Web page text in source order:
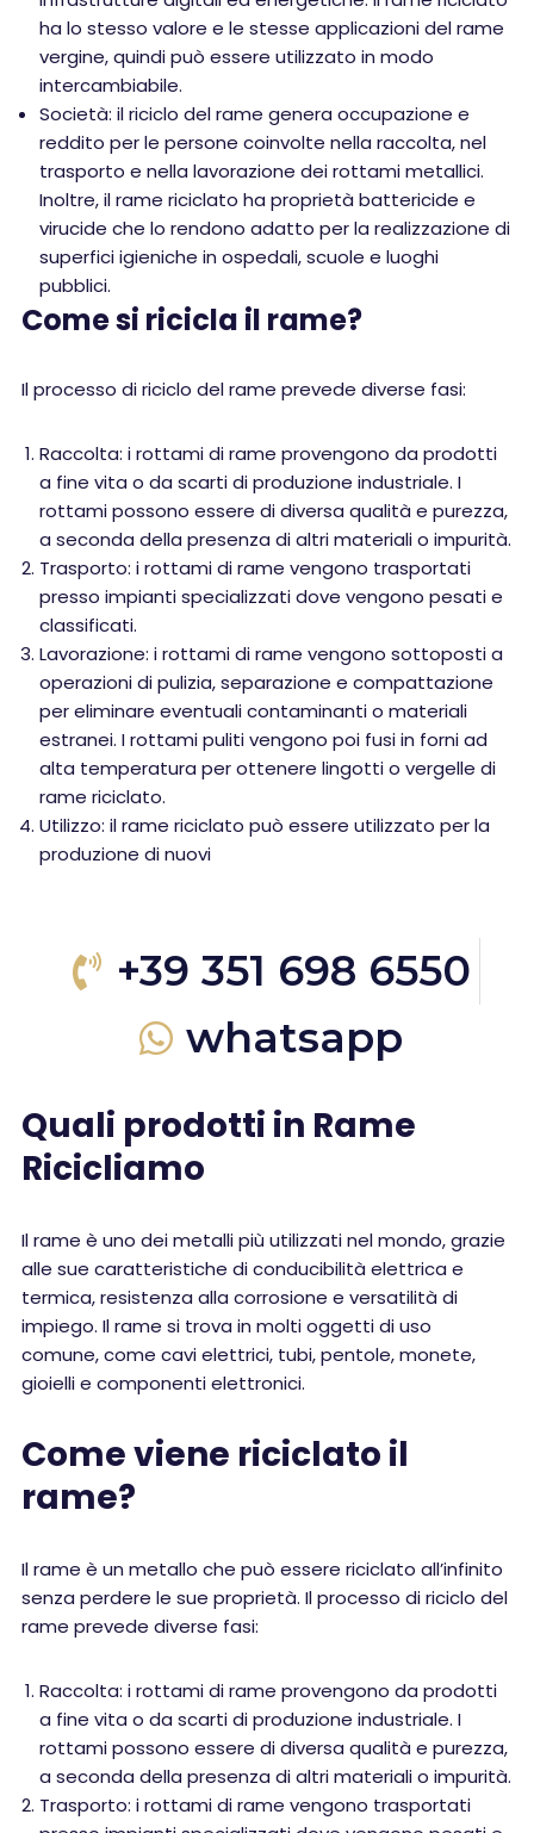
ha lo stesso valore e le stesse applicazioni del rame
vergine, quindi può essere utilizzato in modo
intercambiabile.
Società: il riciclo del rame genera occupazione e
reddito per le persone coinvolte nella raccolta, nel
trasporto e nella lavorazione dei rottami metallici.
Inoltre, il rame riciclato ha proprietà battericide e
virucide che lo rendono adatto per la realizzazione di
superfici igieniche in ospedali, scuole e luoghi
pubblici.
Come si ricicla il rame?
Il processo di riciclo del rame prevede diverse fasi:
Raccolta: i rottami di rame provengono da prodotti
a fine vita o da scarti di produzione industriale. I
rottami possono essere di diversa qualità e purezza,
a seconda della presenza di altri materiali o impurità.
Trasporto: i rottami di rame vengono trasportati
presso impianti specializzati dove vengono pesati e
classificati.
Lavorazione: i rottami di rame vengono sottoposti a
operazioni di pulizia, separazione e compattazione
per eliminare eventuali contaminanti o materiali
estranei. I rottami puliti vengono poi fusi in forni ad
alta temperatura per ottenere lingotti o vergelle di
rame riciclato.
Utilizzo: il rame riciclato può essere utilizzato per la
produzione di nuovi
+39 351 698 6550
whatsapp
Quali prodotti in Rame
Ricicliamo
Il rame è uno dei metalli più utilizzati nel mondo, grazie
alle sue caratteristiche di conducibilità elettrica e
termica, resistenza alla corrosione e versatilità di
impiego. Il rame si trova in molti oggetti di uso
comune, come cavi elettrici, tubi, pentole, monete,
gioielli e componenti elettronici.
Come viene riciclato il
rame?
Il rame è un metallo che può essere riciclato all’infinito
senza perdere le sue proprietà. Il processo di riciclo del
rame prevede diverse fasi:
Raccolta: i rottami di rame provengono da prodotti
a fine vita o da scarti di produzione industriale. I
rottami possono essere di diversa qualità e purezza,
a seconda della presenza di altri materiali o impurità.
Trasporto: i rottami di rame vengono trasportati